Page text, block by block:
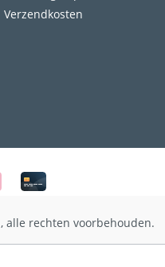
Verzendkosten
alle rechten voorbehouden.